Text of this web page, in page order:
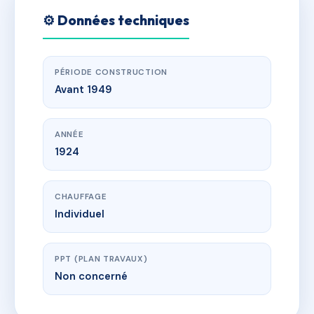
⚙️ Données techniques
PÉRIODE CONSTRUCTION
Avant 1949
ANNÉE
1924
CHAUFFAGE
Individuel
PPT (PLAN TRAVAUX)
Non concerné